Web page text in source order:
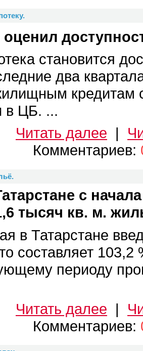
становится
два
кредитам
в ЦБ. ...
Читать далее |
Комментариев:
с
тысяч кв. м.
в Татарстане
составляет 103,2
периоду
Читать далее |
Комментариев: